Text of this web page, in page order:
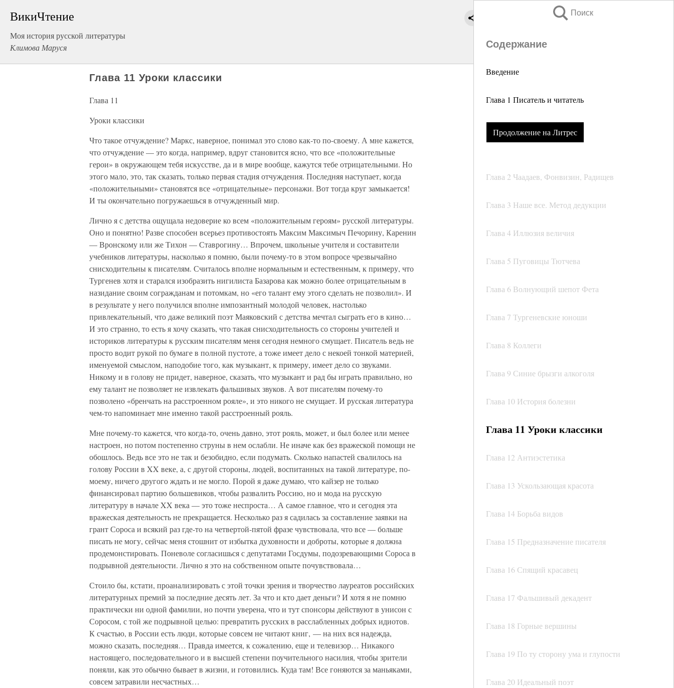
ВикиЧтение
Моя история русской литературы
Климова Маруся
Поиск
Содержание
Введение
Глава 1 Писатель и читатель
Продолжение на Литрес
Глава 2 Чаадаев, Фонвизин, Радищев
Глава 3 Наше все. Метод дедукции
Глава 4 Иллюзия величия
Глава 5 Пуговицы Тютчева
Глава 6 Волнующий шепот Фета
Глава 7 Тургеневские юноши
Глава 8 Коллеги
Глава 9 Синие брызги алкоголя
Глава 10 История болезни
Глава 11 Уроки классики
Глава 12 Антиэстетика
Глава 13 Ускользающая красота
Глава 14 Борьба видов
Глава 15 Предназначение писателя
Глава 16 Спящий красавец
Глава 17 Фальшивый декадент
Глава 18 Горные вершины
Глава 19 По ту сторону ума и глупости
Глава 20 Идеальный поэт
Глава 11 Уроки классики
Глава 11
Уроки классики
Что такое отчуждение? Маркс, наверное, понимал это слово как-то по-своему. А мне кажется,
что отчуждение — это когда, например, вдруг становится ясно, что все «положительные
герои» в окружающем тебя искусстве, да и в мире вообще, кажутся тебе отрицательными. Но
этого мало, это, так сказать, только первая стадия отчуждения. Последняя наступает, когда
«положительными» становятся все «отрицательные» персонажи. Вот тогда круг замыкается!
И ты окончательно погружаешься в отчужденный мир.
Лично я с детства ощущала недоверие ко всем «положительным героям» русской литературы.
Оно и понятно! Разве способен всерьез противостоять Максим Максимыч Печорину, Каренин
— Вронскому или же Тихон — Ставрогину… Впрочем, школьные учителя и составители
учебников литературы, насколько я помню, были почему-то в этом вопросе чрезвычайно
снисходительны к писателям. Считалось вполне нормальным и естественным, к примеру, что
Тургенев хотя и старался изобразить нигилиста Базарова как можно более отрицательным в
назидание своим согражданам и потомкам, но «его талант ему этого сделать не позволил». И
в результате у него получился вполне импозантный молодой человек, настолько
привлекательный, что даже великий поэт Маяковский с детства мечтал сыграть его в кино…
И это странно, то есть я хочу сказать, что такая снисходительность со стороны учителей и
историков литературы к русским писателям меня сегодня немного смущает. Писатель ведь не
просто водит рукой по бумаге в полной пустоте, а тоже имеет дело с некоей тонкой материей,
именуемой смыслом, наподобие того, как музыкант, к примеру, имеет дело со звуками.
Никому и в голову не придет, наверное, сказать, что музыкант и рад бы играть правильно, но
ему талант не позволяет не извлекать фальшивых звуков. А вот писателям почему-то
позволено «бренчать на расстроенном рояле», и это никого не смущает. И русская литература
чем-то напоминает мне именно такой расстроенный рояль.
Мне почему-то кажется, что когда-то, очень давно, этот рояль, может, и был более или менее
настроен, но потом постепенно струны в нем ослабли. Не иначе как без вражеской помощи не
обошлось. Ведь все это не так и безобидно, если подумать. Сколько напастей свалилось на
голову России в XX веке, а, с другой стороны, людей, воспитанных на такой литературе, по-
моему, ничего другого ждать и не могло. Порой я даже думаю, что кайзер не только
финансировал партию большевиков, чтобы развалить Россию, но и мода на русскую
литературу в начале XX века — это тоже неспроста… А самое главное, что и сегодня эта
вражеская деятельность не прекращается. Несколько раз я садилась за составление заявки на
грант Сороса и всякий раз где-то на четвертой-пятой фразе чувствовала, что все — больше
писать не могу, сейчас меня стошнит от избытка духовности и доброты, которые я должна
продемонстировать. Поневоле согласишься с депутатами Госдумы, подозревающими Сороса в
подрывной деятельности. Лично я это на собственном опыте почувствовала…
Стоило бы, кстати, проанализировать с этой точки зрения и творчество лауреатов российских
литературных премий за последние десять лет. За что и кто дает деньги? И хотя я не помню
практически ни одной фамилии, но почти уверена, что и тут спонсоры действуют в унисон с
Соросом, с той же подрывной целью: превратить русских в расслабленных добрых идиотов.
К счастью, в России есть люди, которые совсем не читают книг, — на них вся надежда,
можно сказать, последняя… Правда имеется, к сожалению, еще и телевизор… Никакого
настоящего, последовательного и в высшей степени поучительного насилия, чтобы зрители
поняли, как это обычно бывает в жизни, и готовились. Куда там! Все гоняются за маньяками,
совсем затравили несчастных…